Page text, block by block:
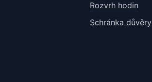
Rozvrh hodin
Schránka důvěry